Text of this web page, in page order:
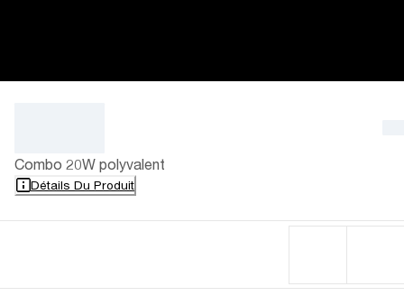
Combo 20W polyvalent
Détails Du Produit